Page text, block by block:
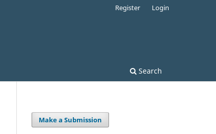
Search
Register Login
Make a Submission